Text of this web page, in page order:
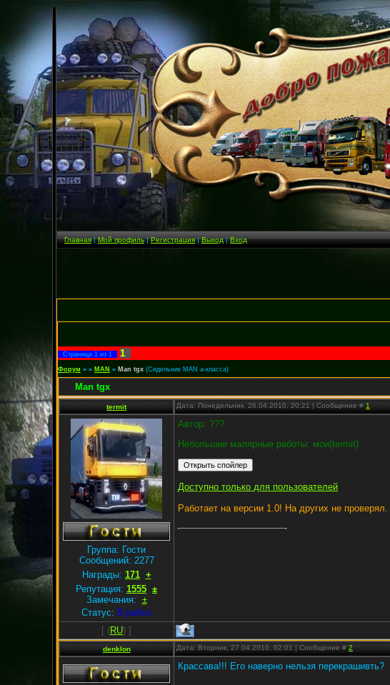
Главная|Мой профиль|Регистрация|Выход|Вход
Страница 1 из 1 1
Форум » » MAN » Man tgx (Сидельник MAN a-класса)
Man tgx
termit Дата: Понедельник, 26.04.2010, 20:21 | Сообщение # 1
Группа: Гости
Сообщений: 2277
Награды: 171 +
Репутация: 1555 ±
Замечания: ±
Статус: В рейсе
Автор: ???
Небольшие малярные работы: мои(termit)
Доступно только для пользователей
Работает на версии 1.0! На других не проверял.
[ (RU) ]
denklon Дата: Вторник, 27.04.2010, 02:01 | Сообщение # 2
Крассава!!! Его наверно нельзя перекрашивть?